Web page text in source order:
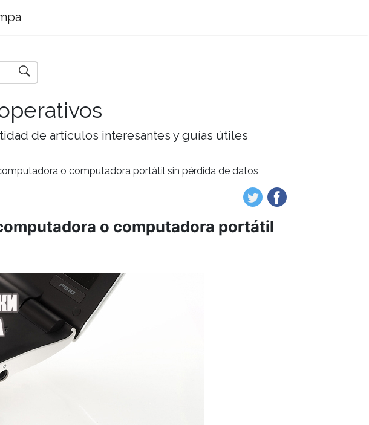
de artículos interesantes y guías útiles
o computadora portátil sin pérdida de datos
o computadora portátil